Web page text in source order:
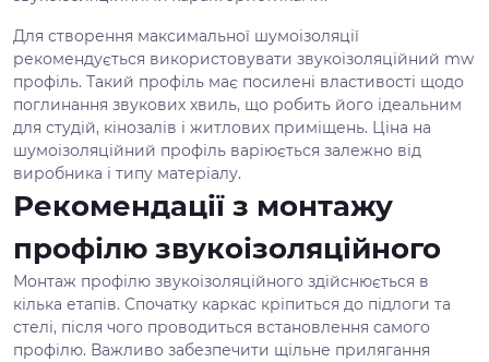
Для створення максимальної шумоізоляції
рекомендується використовувати звукоізоляційний mw
профіль. Такий профіль має посилені властивості щодо
поглинання звукових хвиль, що робить його ідеальним
для студій, кінозалів і житлових приміщень. Ціна на
шумоізоляційний профіль варіюється залежно від
виробника і типу матеріалу.
Рекомендації з монтажу
профілю звукоізоляційного
Монтаж профілю звукоізоляційного здійснюється в
кілька етапів. Спочатку каркас кріпиться до підлоги та
стелі, після чого проводиться встановлення самого
профілю. Важливо забезпечити щільне прилягання